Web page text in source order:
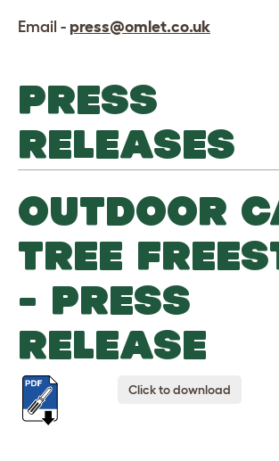
Email - press@omlet.co.uk
PRESS
RELEASES
OUTDOOR
TREE
- PRESS
RELEASE
Click to download